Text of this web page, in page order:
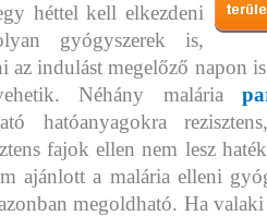
héttel kell elkezdeni
gyógyszerek is,
az indulást megelőző napon
Néhány malária
hatóanyagokra
fajok ellen nem lesz
ajánlott a malária elleni
megoldható. Ha valaki